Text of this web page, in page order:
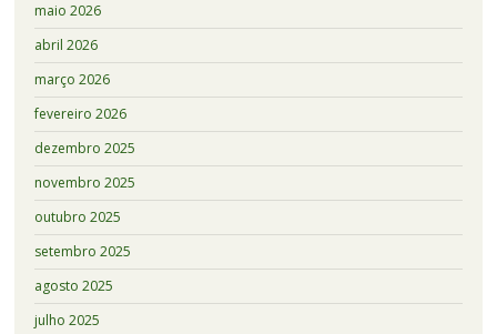
maio 2026
abril 2026
março 2026
fevereiro 2026
dezembro 2025
novembro 2025
outubro 2025
setembro 2025
agosto 2025
julho 2025